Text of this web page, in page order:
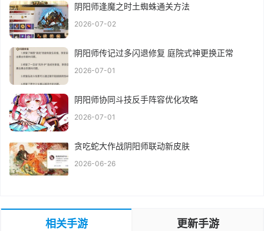
阴阳师逢魔之时土蜘蛛通关方法
2026-07-02
阴阳师传记过多闪退修复 庭院式神更换正常
2026-07-01
阴阳师协同斗技反手阵容优化攻略
2026-07-01
贪吃蛇大作战阴阳师联动新皮肤
2026-06-26
相关手游 更新手游